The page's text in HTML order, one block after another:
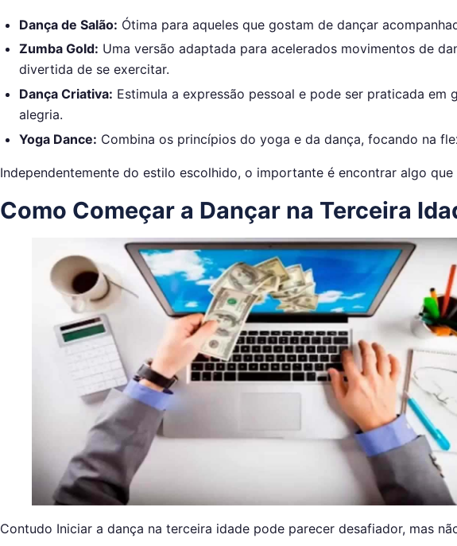
Dança de Salão: Ótima para aqueles que gostam de dançar
Zumba Gold: Uma versão adaptada para acelerados movimentos de
divertida de se exercitar.
Dança Criativa: Estimula a expressão pessoal e pode ser praticada
alegria.
Yoga Dance: Combina os princípios do yoga e da dança, focando na
Independentemente do estilo escolhido, o importante é encontrar algo
Como Começar a Dançar na Terceira
Contudo Iniciar a dança na terceira idade pode parecer desafiador, mas